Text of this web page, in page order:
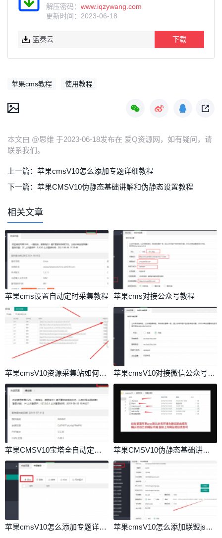
解压密码： www.iqzywang.com
更新时间：2023-06-18
蓝奏云 下载
苹果cms教程 使用教程
本文由 @思维 于2023-06-18发布在 爱Q资源网，如有疑问，请
联系我们。
上一篇： 苹果cmsV10怎么添加专题详细教程
下一篇： 苹果CMSV10伪静态基础讲解和伪静态设置教程
相关文章
苹果cms设置自动定时采集教程 苹果cms对接公众号教程
苹果cmsV10资源采集站如何设置定时采集详细教程讲解 苹果cmsV10对接微信公众号教程
苹果CMSV10宝塔全自动定时采集教程 苹果CMSV10伪静态基础讲解和伪静态设置教程
苹果cmsV10怎么添加专题详细教程 苹果cmsV10怎么添加联盟js广告代码方法